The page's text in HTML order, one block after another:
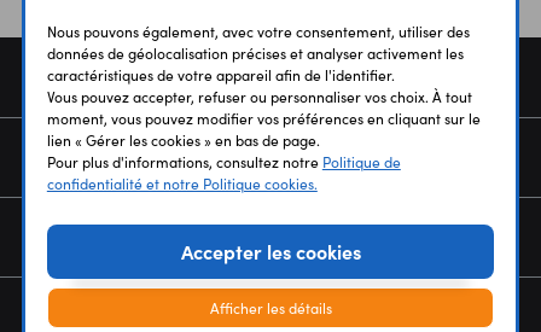
COMMANDE
SERVICES
NEWSLETTER
Nous pouvons également, avec votre consentement, utiliser des
données de géolocalisation précises et analyser activement les
caractéristiques de votre appareil afin de l'identifier.
Vous pouvez accepter, refuser ou personnaliser vos choix. À tout
moment, vous pouvez modifier vos préférences en cliquant sur le
lien « Gérer les cookies » en bas de page.
Pour plus d'informations, consultez notre Politique de
confidentialité et notre Politique cookies.
Accepter les cookies
Afficher les détails